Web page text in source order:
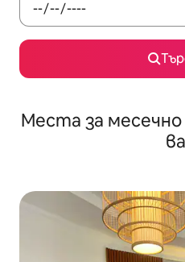
Места за